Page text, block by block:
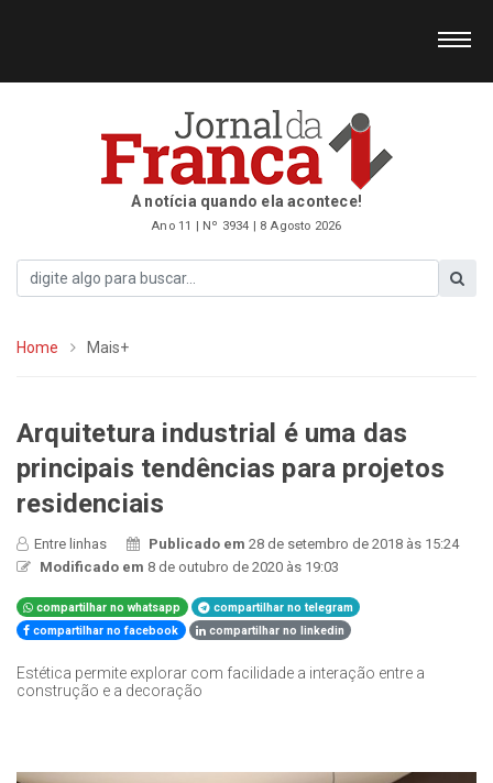
A notícia quando ela acontece!
Ano 11 | Nº 3934 | 8 Agosto 2026
Home Mais+
Arquitetura industrial é uma das
principais tendências para projetos
residenciais
Entre linhas Publicado em28 de setembro de 2018 às 15:24
Modificado em 8 de outubro de 2020 às 19:03
compartilhar no whatsapp
compartilhar no telegram
compartilhar no facebook
compartilhar no linkedin
Estética permite explorar com facilidade a interação entre a
construção e a decoração